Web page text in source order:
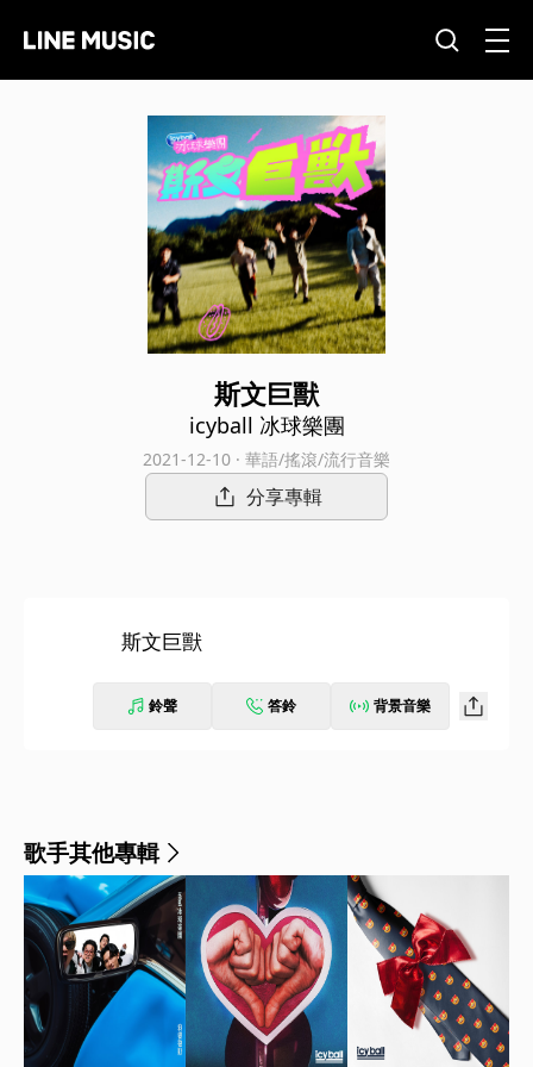
斯文巨獸
icyball 冰球樂團
2021-12-10 · 華語/搖滾/流行音樂
分享專輯
斯文巨獸
鈴聲 答鈴 背景音樂
歌手其他專輯